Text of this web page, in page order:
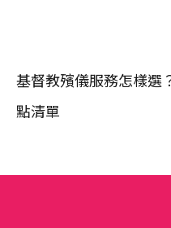
基督教殯儀服務怎樣選
點清單